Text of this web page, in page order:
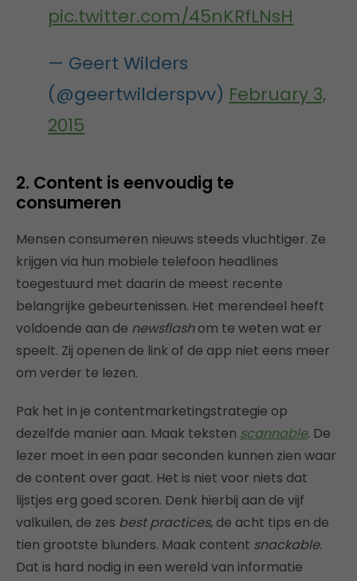
pic.twitter.com/45nKRfLNsH
— Geert Wilders
(@geertwilderspvv) February 3,
2015
2. Content is eenvoudig te
consumeren
Mensen consumeren nieuws steeds vluchtiger. Ze
krijgen via hun mobiele telefoon headlines
toegestuurd met daarin de meest recente
belangrijke gebeurtenissen. Het merendeel heeft
voldoende aan de newsflashom te weten wat er
speelt. Zij openen de link of de app niet eens meer
om verder te lezen.
Pak het in je contentmarketingstrategie op
dezelfde manier aan. Maak teksten scannable. De
lezer moet in een paar seconden kunnen zien waar
de content over gaat. Het is niet voor niets dat
lijstjes erg goed scoren. Denk hierbij aan de vijf
valkuilen, de zes best practices, de acht tips en de
tien grootste blunders. Maak content snackable.
Dat is hard nodig in een wereld van informatie